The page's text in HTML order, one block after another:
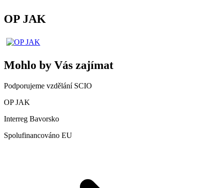
OP JAK
Mohlo by Vás zajímat
Podporujeme vzdělání SCIO
OP JAK
Interreg Bavorsko
Spolufinancováno EU